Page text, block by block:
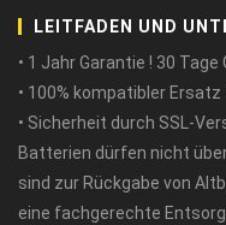
LEITFADEN UND
• 1 Jahr Garantie ! 30
• 100% kompatibler
• Sicherheit durch SSL-
Batterien dürfen nicht
sind zur Rückgabe von
eine fachgerechte